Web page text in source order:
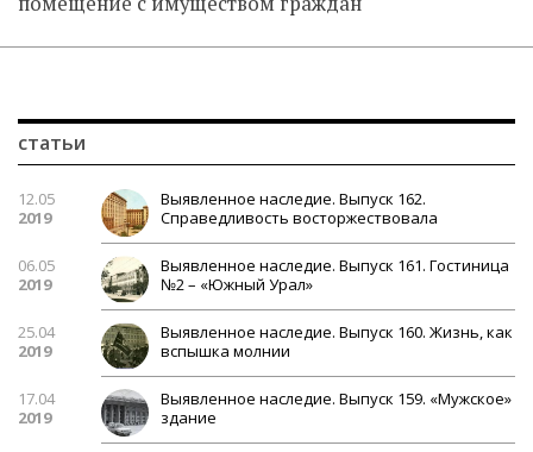
статьи
12.05
2019
Выявленное наследие. Выпуск 162.
Справедливость восторжествовала
06.05
2019
Выявленное наследие. Выпуск 161. Гостиница
№2 – «Южный Урал»
25.04
2019
Выявленное наследие. Выпуск 160. Жизнь, как
вспышка молнии
17.04
2019
Выявленное наследие. Выпуск 159. «Мужское»
здание